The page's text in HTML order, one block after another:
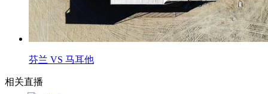
芬兰 VS 马耳他
相关直播